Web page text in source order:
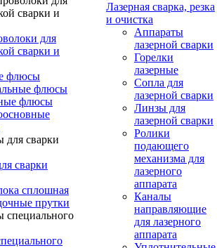
для
сварки и
флюсы
флюсы
флюсы
сварки
сплошная
прутки
Лазерная сварка, резка
и очистка
Аппараты
лазерной сварки
Горелки
лазерные
Сопла для
лазерной сварки
Линзы для
лазерной сварки
Ролики
подающего
механизма для
лазерного
аппарата
Каналы
направляющие
для лазерного
аппарата